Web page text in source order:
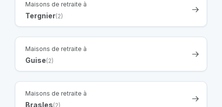
Maisons de retraite à
Tergnier(2)
Maisons de retraite à
Guise(2)
Maisons de retraite à
Brasles(2)